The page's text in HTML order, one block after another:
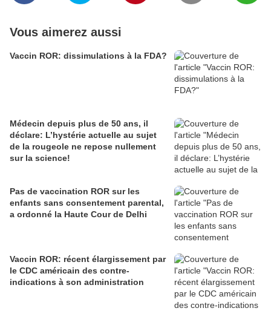
Vous aimerez aussi
Vaccin ROR: dissimulations à la FDA?
Médecin depuis plus de 50 ans, il
déclare: L’hystérie actuelle au sujet
de la rougeole ne repose nullement
sur la science!
Pas de vaccination ROR sur les
enfants sans consentement parental,
a ordonné la Haute Cour de Delhi
Vaccin ROR: récent élargissement par
le CDC américain des contre-
indications à son administration